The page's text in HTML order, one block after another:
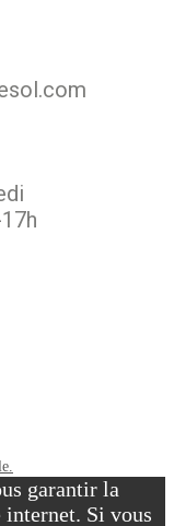
garantir la
Si vous